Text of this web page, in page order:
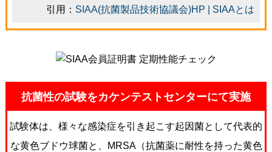
引用： SIAA(抗菌製品技術協議会)HP | SIAAとは
抗菌性の試験をカケンテストセンターにて実施
試験体は、様々な感染症を引き起こす起因菌として代表的
な黄色ブドウ球菌と、MRSA（抗菌薬に耐性を持った黄色